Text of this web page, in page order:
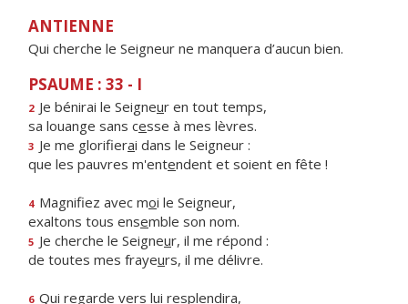
ANTIENNE
Qui cherche le Seigneur ne manquera d’aucun bien.
PSAUME : 33 - I
2 Je bénirai le Seigneur en tout temps,
sa louange sans cesse à mes lèvres.
3 Je me glorifierai dans le Seigneur :
que les pauvres m'entendent et soient en fête !
4 Magnifiez avec moi le Seigneur,
exaltons tous ensemble son nom.
5 Je cherche le Seigneur, il me répond :
de toutes mes frayeurs, il me délivre.
6 Qui regarde vers lui resplendira,